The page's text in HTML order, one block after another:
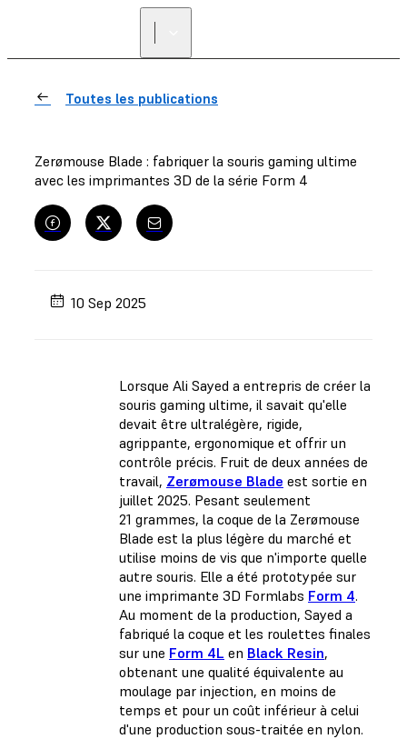
Toutes les publications
Zerømouse Blade : fabriquer la souris gaming ultime
avec les imprimantes 3D de la série Form 4
10 Sep 2025
Lorsque Ali Sayed a entrepris de créer la
souris gaming ultime, il savait qu'elle
devait être ultralégère, rigide,
agrippante, ergonomique et offrir un
contrôle précis. Fruit de deux années de
travail, Zerømouse Blade est sortie en
juillet 2025. Pesant seulement
21 grammes, la coque de la Zerømouse
Blade est la plus légère du marché et
utilise moins de vis que n'importe quelle
autre souris. Elle a été prototypée sur
une imprimante 3D Formlabs Form 4.
Au moment de la production, Sayed a
fabriqué la coque et les roulettes finales
sur une Form 4L en Black Resin,
obtenant une qualité équivalente au
moulage par injection, en moins de
temps et pour un coût inférieur à celui
d'une production sous-traitée en nylon.